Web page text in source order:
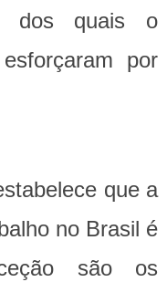
dos quais o
por
que a
no Brasil é
são os